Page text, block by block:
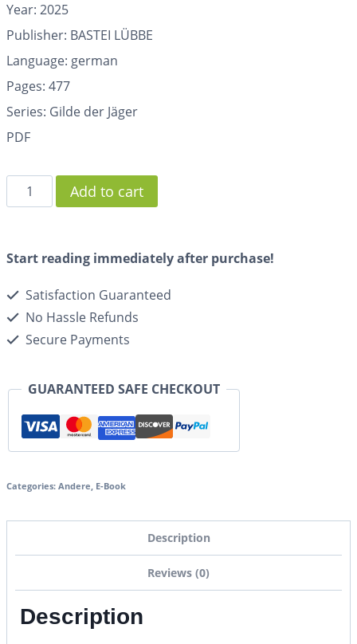
Year: 2025
Publisher: BASTEI LÜBBE
Language: german
Pages: 477
Series: Gilde der Jäger
PDF
Add to cart
Start reading immediately after purchase!
Satisfaction Guaranteed
No Hassle Refunds
Secure Payments
GUARANTEED SAFE CHECKOUT
Categories: Andere, E-Book
Description
Reviews (0)
Description